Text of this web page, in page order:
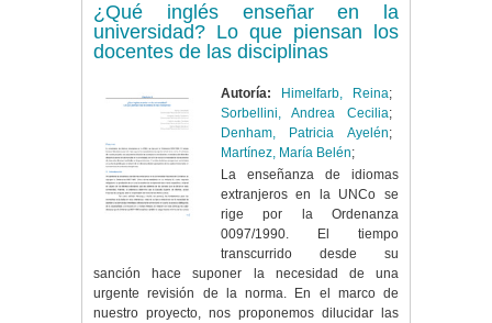
¿Qué inglés enseñar en la
universidad? Lo que piensan los
docentes de las disciplinas
Autoría: Himelfarb, Reina;
Sorbellini, Andrea Cecilia;
Denham, Patricia Ayelén;
Martínez, María Belén;
La enseñanza de idiomas
extranjeros en la UNCo se
rige por la Ordenanza
0097/1990. El tiempo
transcurrido desde su
sanción hace suponer la necesidad de una
urgente revisión de la norma. En el marco de
nuestro proyecto, nos proponemos dilucidar las